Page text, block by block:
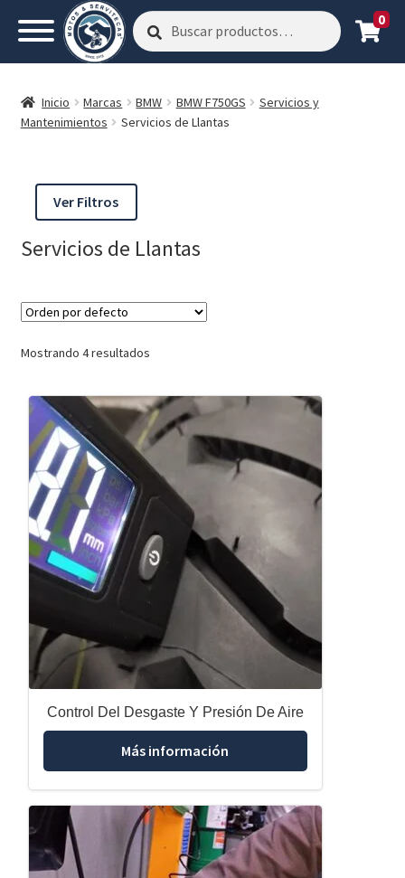
Buscar
por:
Buscar 0
Inicio Marcas BMW BMW F750GS
Servicios y
Mantenimientos
Servicios de Llantas
Ver Filtros
Servicios de Llantas
Mostrando 4 resultados
Control Del Desgaste Y Presión De Aire
Más información